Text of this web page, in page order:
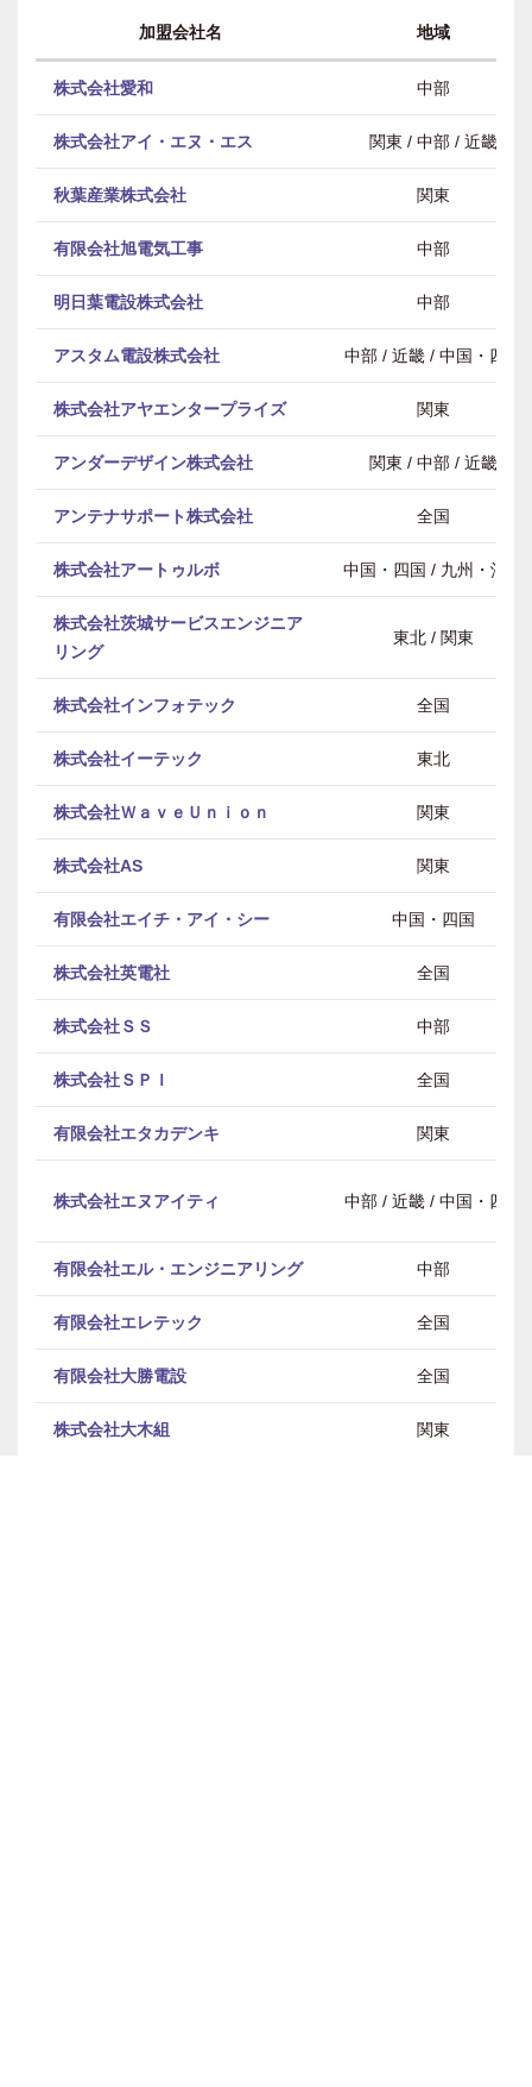
加盟会社名 地域
株式会社愛和 中部
株式会社アイ・エヌ・エス 関東 / 中部 / 近畿
秋葉産業株式会社 関東
有限会社旭電気工事 中部
明日葉電設株式会社 中部
アスタム電設株式会社 中部 / 近畿 / 中国・四国
株式会社アヤエンタープライズ 関東
アンダーデザイン株式会社 関東 / 中部 / 近畿
アンテナサポート株式会社 全国
株式会社アートゥルボ 中国・四国 / 九州・沖縄
株式会社茨城サービスエンジニア
リング
東北 / 関東
株式会社インフォテック 全国
株式会社イーテック 東北
株式会社ＷａｖｅＵｎｉｏｎ 関東
株式会社AS 関東
有限会社エイチ・アイ・シー 中国・四国
株式会社英電社 全国
株式会社ＳＳ 中部
株式会社ＳＰＩ 全国
有限会社エタカデンキ 関東
株式会社エヌアイティ 中部 / 近畿 / 中国・四国
有限会社エル・エンジニアリング 中部
有限会社エレテック 全国
有限会社大勝電設 全国
株式会社大木組 関東